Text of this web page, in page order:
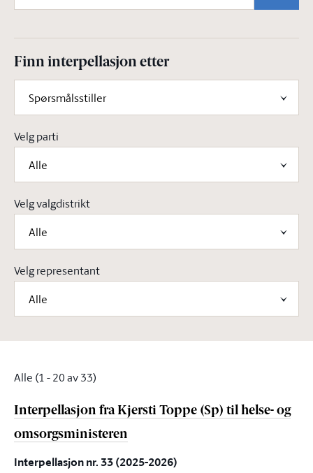
Finn interpellasjon etter
Spørsmålsstiller
Velg parti
Alle
Velg valgdistrikt
Alle
Velg representant
Alle
Alle (1 - 20 av 33)
Interpellasjon fra Kjersti Toppe (Sp) til helse- og
omsorgsministeren
Interpellasjon nr. 33 (2025-2026)